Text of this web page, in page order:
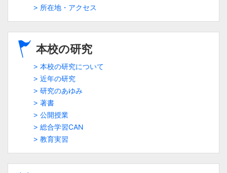
所在地・アクセス
本校の研究
本校の研究について
近年の研究
研究のあゆみ
著書
公開授業
総合学習CAN
教育実習